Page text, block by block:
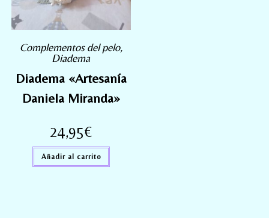
Complementos del pelo,
Diadema
Diadema «Artesanía
Daniela Miranda»
24,95€
Añadir al carrito